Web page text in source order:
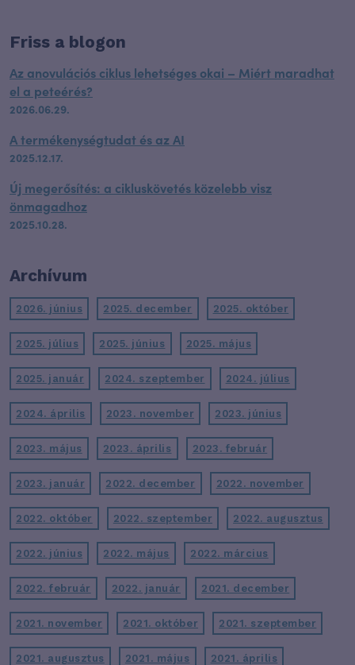
Friss a blogon
Az anovulációs ciklus lehetséges okai – Miért maradhat
el a peteérés?
2026.06.29.
A termékenységtudat és az AI
2025.12.17.
Új megerősítés: a cikluskövetés közelebb visz
önmagadhoz
2025.10.28.
Archívum
2026. június 2025. december 2025. október
2025. július 2025. június 2025. május
2025. január 2024. szeptember 2024. július
2024. április 2023. november 2023. június
2023. május 2023. április 2023. február
2023. január 2022. december 2022. november
2022. október 2022. szeptember 2022. augusztus
2022. június 2022. május 2022. március
2022. február 2022. január 2021. december
2021. november 2021. október 2021. szeptember
2021. augusztus 2021. május 2021. április